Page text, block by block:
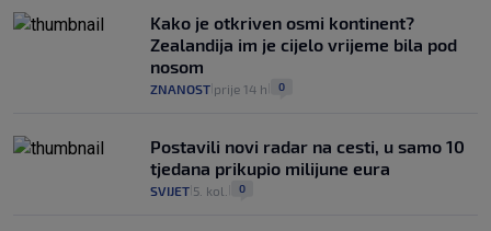
Kako je otkriven osmi kontinent?
Zealandija im je cijelo vrijeme bila pod
nosom
ZNANOST prije 14 h 0
Postavili novi radar na cesti, u samo 10
tjedana prikupio milijune eura
SVIJET 5. kol. 0